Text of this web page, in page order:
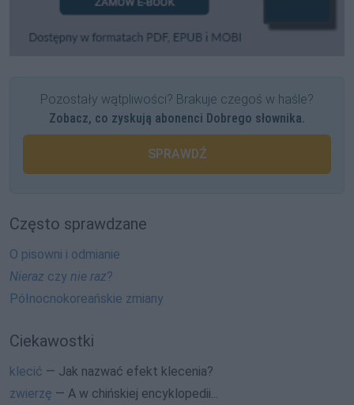
Pozostały wątpliwości? Brakuje czegoś w haśle?
Zobacz, co zyskują abonenci Dobrego słownika.
SPRAWDŹ
Często sprawdzane
O pisowni i odmianie
Nieraz czy nie raz?
Północnokoreańskie zmiany
Ciekawostki
klecić — Jak nazwać efekt klecenia?
zwierzę — A w chińskiej encyklopedii...